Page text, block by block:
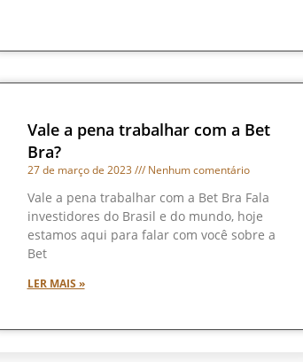
Vale a pena trabalhar com a Bet
Bra?
27 de março de 2023 Nenhum comentário
Vale a pena trabalhar com a Bet Bra Fala
investidores do Brasil e do mundo, hoje
estamos aqui para falar com você sobre a
Bet
LER MAIS »